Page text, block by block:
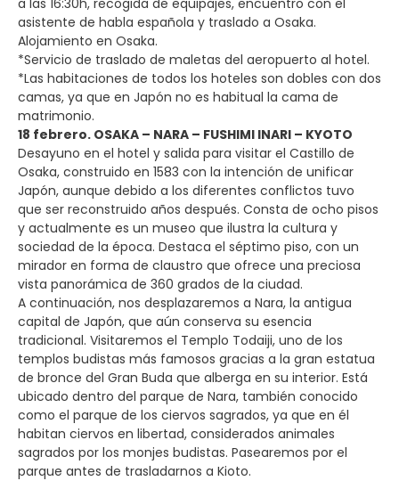
asistente de habla española y traslado a Osaka.
Alojamiento en Osaka.
*Servicio de traslado de maletas del aeropuerto al hotel.
*Las habitaciones de todos los hoteles son dobles con dos
camas, ya que en Japón no es habitual la cama de
matrimonio.
18 febrero. OSAKA – NARA – FUSHIMI INARI – KYOTO
Desayuno en el hotel y salida para visitar el Castillo de
Osaka, construido en 1583 con la intención de unificar
Japón, aunque debido a los diferentes conflictos tuvo
que ser reconstruido años después. Consta de ocho pisos
y actualmente es un museo que ilustra la cultura y
sociedad de la época. Destaca el séptimo piso, con un
mirador en forma de claustro que ofrece una preciosa
vista panorámica de 360 grados de la ciudad.
A continuación, nos desplazaremos a Nara, la antigua
capital de Japón, que aún conserva su esencia
tradicional. Visitaremos el Templo Todaiji, uno de los
templos budistas más famosos gracias a la gran estatua
de bronce del Gran Buda que alberga en su interior. Está
ubicado dentro del parque de Nara, también conocido
como el parque de los ciervos sagrados, ya que en él
habitan ciervos en libertad, considerados animales
sagrados por los monjes budistas. Pasearemos por el
parque antes de trasladarnos a Kioto.